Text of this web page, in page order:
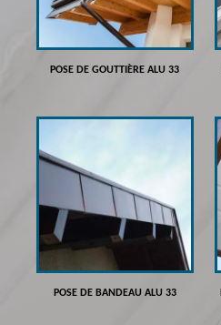
POSE DE GOUTTIÈRE ALU 33
POSE DE BANDEAU ALU 33